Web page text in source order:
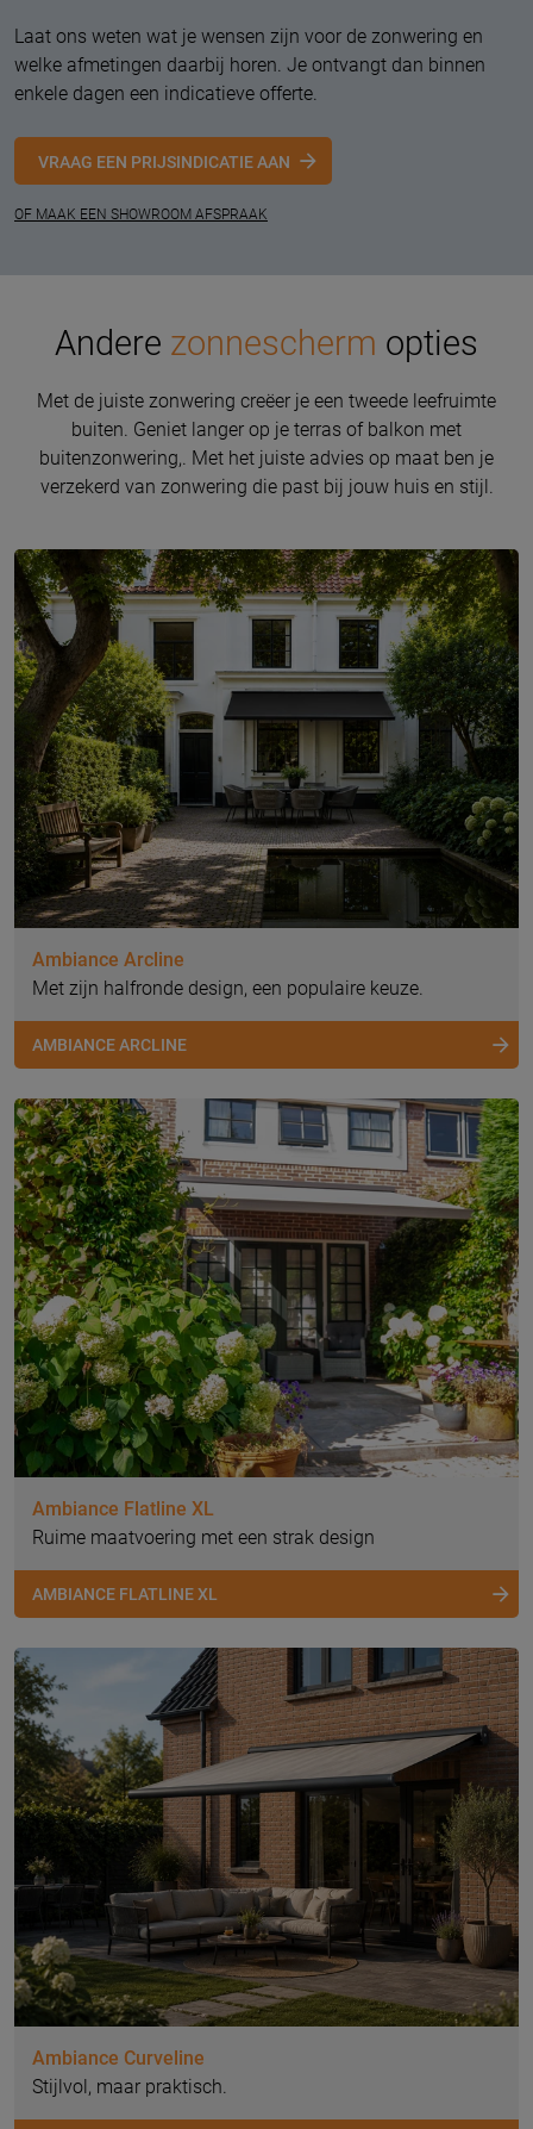
Laat ons weten wat je wensen zijn voor de zonwering en
welke afmetingen daarbij horen. Je ontvangt dan binnen
enkele dagen een indicatieve offerte.
VRAAG EEN PRIJSINDICATIE AAN
OF MAAK EEN SHOWROOM AFSPRAAK
Andere zonnescherm opties
Met de juiste zonwering creëer je een tweede leefruimte
buiten. Geniet langer op je terras of balkon met
buitenzonwering,. Met het juiste advies op maat ben je
verzekerd van zonwering die past bij jouw huis en stijl.
Ambiance Arcline
Met zijn halfronde design, een populaire keuze.
AMBIANCE ARCLINE
Ambiance Flatline XL
Ruime maatvoering met een strak design
AMBIANCE FLATLINE XL
Ambiance Curveline
Stijlvol, maar praktisch.